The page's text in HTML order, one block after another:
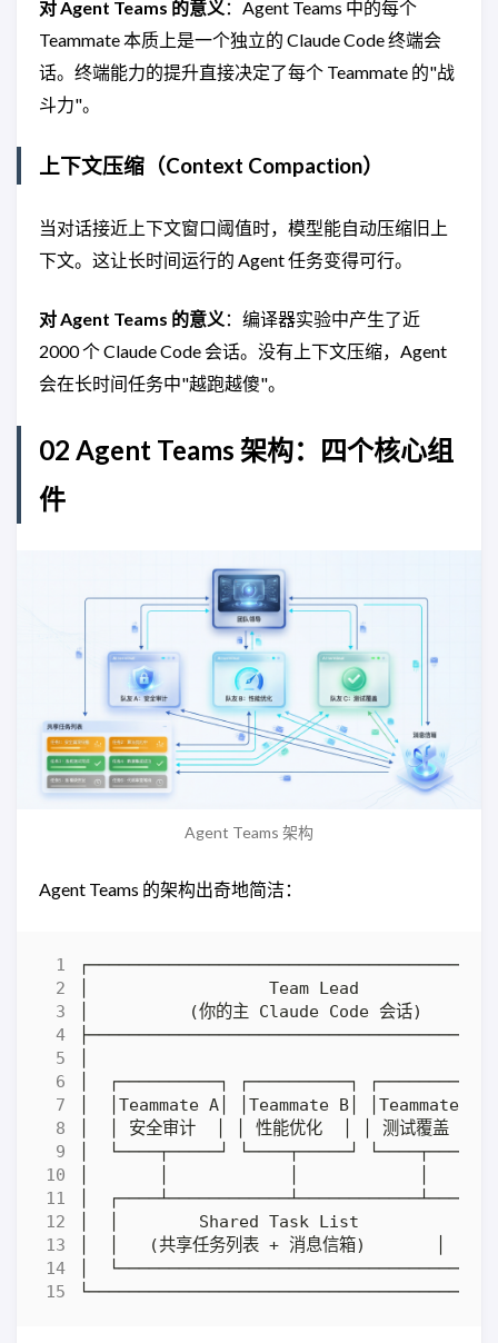
对 Agent Teams 的意义 ：Agent Teams 中的每个
Teammate 本质上是一个独立的 Claude Code 终端会
话。终端能力的提升直接决定了每个 Teammate 的"战
斗力"。
上下文压缩（Context Compaction）
当对话接近上下文窗口阈值时，模型能自动压缩旧上
下文。这让长时间运行的 Agent 任务变得可行。
对 Agent Teams 的意义 ：编译器实验中产生了近
2000 个 Claude Code 会话。没有上下文压缩，Agent
会在长时间任务中"越跑越傻"。
02 Agent Teams 架构：四个核心组
件
Agent Teams 架构
Agent Teams 的架构出奇地简洁：